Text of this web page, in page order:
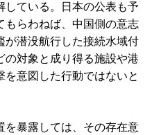
している。日本の公表も予
もらわねば、中国側の意志
が潜没航行した接続水域付
の対象と成り得る施設や港
意図した行動ではないと
暴露しては、その存在意